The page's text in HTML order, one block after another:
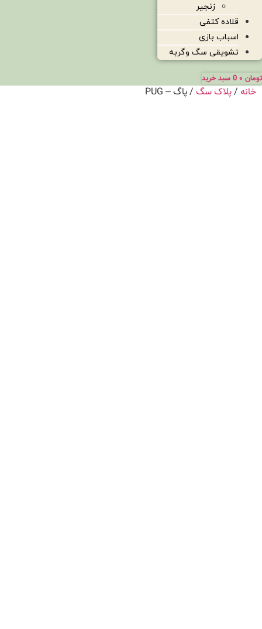
زنجیر
قلاده کتفی
اسباب بازی
تشویقی سگ وگربه
تومان 0 سبد خرید
خانه /پلاک سگ / پاگ – PUG